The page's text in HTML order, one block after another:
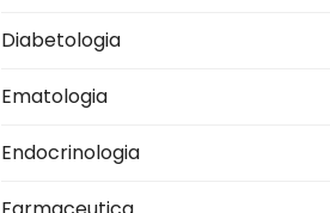
Diabetologia
Ematologia
Endocrinologia